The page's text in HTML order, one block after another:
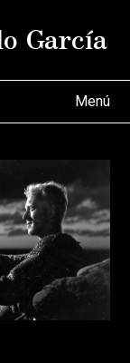
García
Menú